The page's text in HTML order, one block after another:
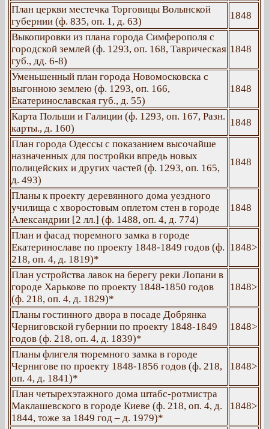
План церкви местечка Торговицы Волынской
губернии (ф. 835, оп. 1, д. 63)
1848
Выкопировки из плана города Симферополя с
городской землей (ф. 1293, оп. 168, Таврическая
губ., дд. 6-8)
1848
Уменьшенный план города Новомосковска с
выгонною землею (ф. 1293, оп. 166,
Екатеринославская губ., д. 55)
1848
Карта Польши и Галиции (ф. 1293, оп. 167, Разн.
карты., д. 160)
1848
План города Одессы с показанием высочайше
назначенных для постройки впредь новых
полицейских и других частей (ф. 1293, оп. 165,
д. 493)
1848
Планы к проекту деревянного дома уездного
училища с хворостовым оплетом стен в городе
Александрии [2 лл.] (ф. 1488, оп. 4, д. 774)
1848
План и фасад тюремного замка в городе
Екатеринославе по проекту 1848-1849 годов (ф.
218, оп. 4, д. 1819)*
1848>
План устройства лавок на берегу реки Лопани в
городе Харькове по проекту 1848-1850 годов
(ф. 218, оп. 4, д. 1829)*
1848>
Планы гостинного двора в посаде Добрянка
Черниговской губернии по проекту 1848-1849
годов (ф. 218, оп. 4, д. 1839)*
1848>
Планы флигеля тюремного замка в городе
Чернигове по проекту 1848-1856 годов (ф. 218,
оп. 4, д. 1841)*
1848>
План четырехэтажного дома штабс-ротмистра
Маклашевского в городе Киеве (ф. 218, оп. 4, д.
1844, тоже за 1849 год – д. 1979)*
1848>